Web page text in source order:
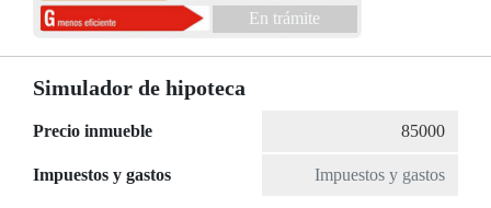
En trámite
Simulador de hipoteca
Precio inmueble
Impuestos y gastos